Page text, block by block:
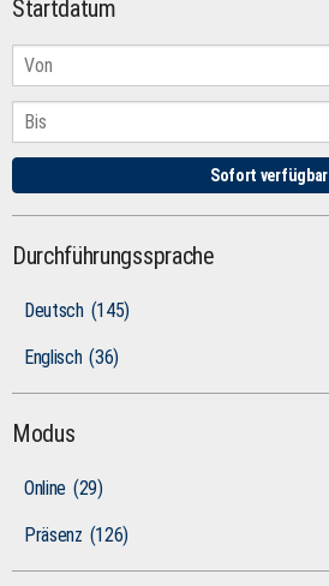
Startdatum
Sofort verfügbar
Durchführungssprache
Deutsch (145)
Englisch (36)
Modus
Online (29)
Präsenz (126)